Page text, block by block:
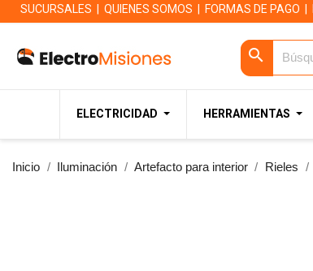
SUCURSALES QUIENES SOMOS FORMAS DE PAGO
search
ELECTRICIDAD HERRAMIENTAS
Inicio Iluminación Artefacto para interior Rieles